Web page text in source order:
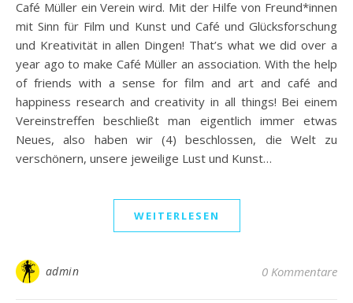
Café Müller ein Verein wird. Mit der Hilfe von Freund*innen
mit Sinn für Film und Kunst und Café und Glücksforschung
und Kreativität in allen Dingen! That’s what we did over a
year ago to make Café Müller an association. With the help
of friends with a sense for film and art and café and
happiness research and creativity in all things! Bei einem
Vereinstreffen beschließt man eigentlich immer etwas
Neues, also haben wir (4) beschlossen, die Welt zu
verschönern, unsere jeweilige Lust und Kunst…
WEITERLESEN
admin 0 Kommentare